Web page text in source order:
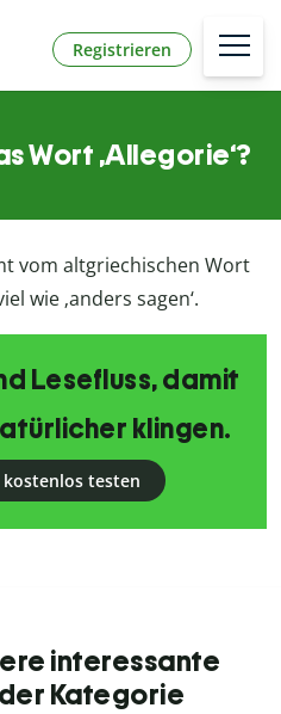
Registrieren
Wort ‚Allegorie‘?
vom altgriechischen Wort
wie ‚anders sagen‘.
Lesefluss, damit
klingen.
kostenlos testen
interessante
Kategorie